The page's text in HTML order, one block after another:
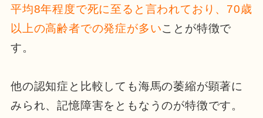
平均8年程度で死に至ると言われており、70歳
以上の高齢者での発症が多いことが特徴で
す。
他の認知症と比較しても海馬の萎縮が顕著に
みられ、記憶障害をともなうのが特徴です。